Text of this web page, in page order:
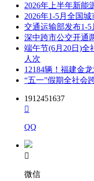
2026年上半年新能
2026年1-5月全国
交通运输部发布1-
深中跨市公交开通
端午节(6月20日)全
人次
12184辆！福建金
“五一”假期全社会
1912451637

QQ

微信